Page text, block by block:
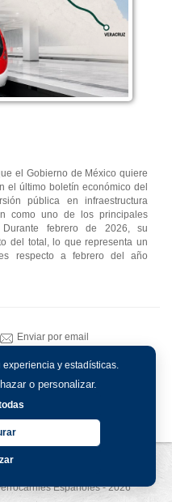
experiencia y estadísticas.
o personalizar.
el Gobierno de México quiere
el último boletín económico del
pública en infraestructura
como uno de los principales
febrero de 2026, su
del total, lo que representa un
respecto a febrero del año
Enviar por email
Españoles - 2026